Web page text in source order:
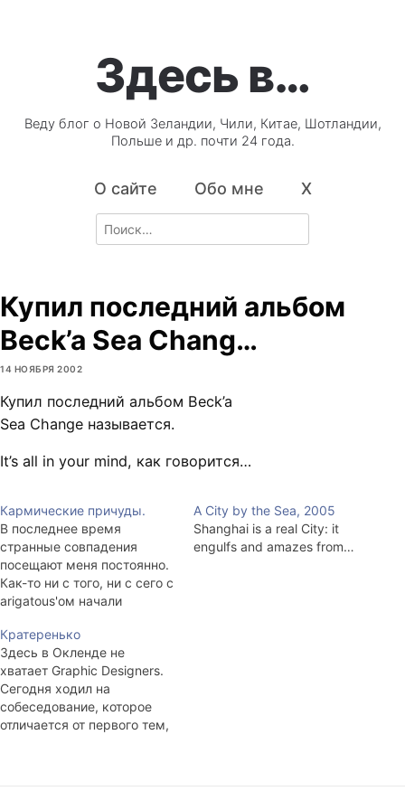
Здесь в…
Веду блог о Новой Зеландии, Чили, Китае, Шотландии,
Польше и др. почти 24 года.
О сайте Обо мне X
Search
for:
Купил последний альбом
Beck’a Sea Chang…
14 НОЯБРЯ 2002
Купил последний альбом Beck’a
Sea Change называется.
It’s all in your mind, как говорится…
Кармические причуды.
В последнее время
странные совпадения
посещают меня постоянно.
Как-то ни с того, ни с сего с
arigatous'ом начали
потом весь вечер сфинксы
появлялись всюду — на
рекламе, в книгах, в почте.
Сегодня смотрел
Скользящих, там они пошли
к гадалке, параллельно
A City by the Sea, 2005
Shanghai is a real City: it
engulfs and amazes from…
Кратеренько
Здесь в Окленде не
хватает Graphic Designers.
Сегодня ходил на
собеседование, которое
отличается от первого тем,